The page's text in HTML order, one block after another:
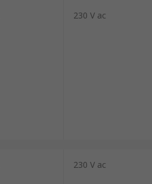
230 V ac
230 V ac